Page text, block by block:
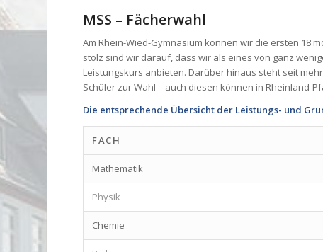
MSS – Fächerwahl
Am Rhein-Wied-Gymnasium können wir die ersten 18
stolz sind wir darauf, dass wir als eines von ganz
Leistungskurs anbieten. Darüber hinaus steht seit
Schüler zur Wahl – auch diesen können in Rheinland-
Die entsprechende Übersicht der Leistungs- und
FACH
Mathematik
Physik
Chemie